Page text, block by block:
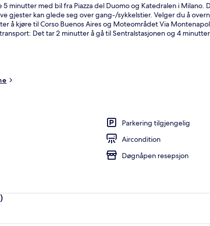
minutter med bil fra Piazza del Duomo og Katedralen i Milano.
gjester kan glede seg over gang-/sykkelstier. Velger du å
å kjøre til Corso Buenos Aires og Moteområdet Via
Det tar 2 minutter å gå til Sentralstasjonen og 4 minutter
Parkering tilgjengelig
Aircondition
Døgnåpen resepsjon